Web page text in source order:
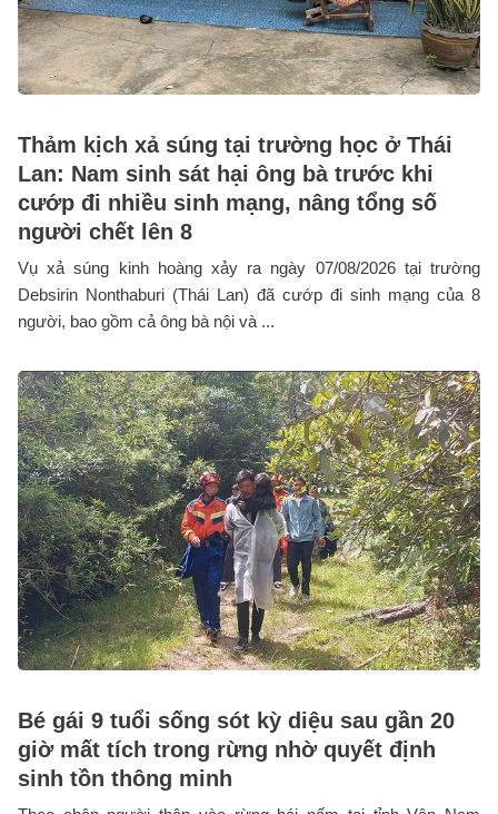
Thảm kịch xả súng tại trường học ở Thái
Lan: Nam sinh sát hại ông bà trước khi
cướp đi nhiều sinh mạng, nâng tổng số
người chết lên 8
Vụ xả súng kinh hoàng xảy ra ngày 07/08/2026 tại trường
Debsirin Nonthaburi (Thái Lan) đã cướp đi sinh mạng của 8
người, bao gồm cả ông bà nội và ...
Bé gái 9 tuổi sống sót kỳ diệu sau gần 20
giờ mất tích trong rừng nhờ quyết định
sinh tồn thông minh